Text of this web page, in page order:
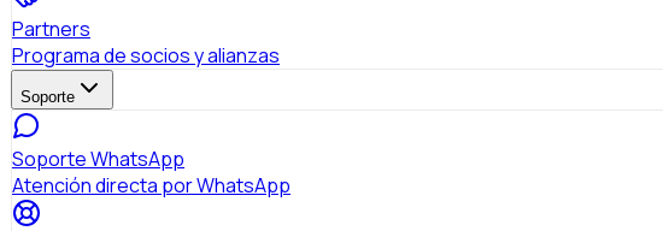
Partners
Programa de socios y alianzas
Soporte
Soporte WhatsApp
Atención directa por WhatsApp